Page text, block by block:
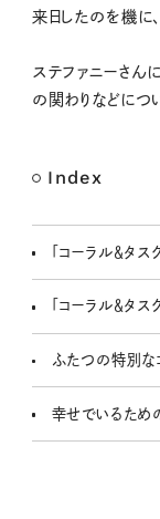
来日したのを機に
ステファニーさん
の関わりなどにつ
Index
「コーラル＆タス
「コーラル＆タ
ふたつの特別な
幸せでいるため